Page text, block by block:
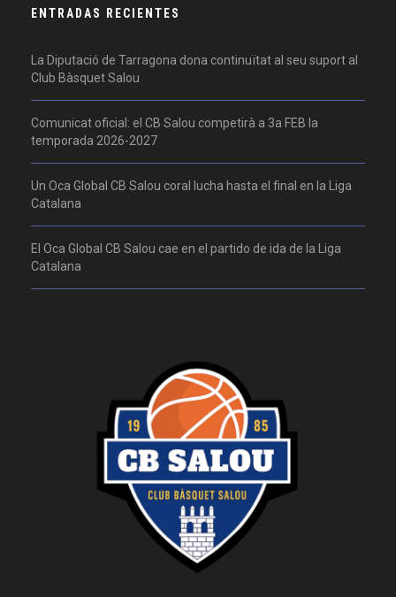
ENTRADAS RECIENTES
La Diputació de Tarragona dona continuïtat al seu suport al
Club Bàsquet Salou
Comunicat oficial: el CB Salou competirà a 3a FEB la
temporada 2026-2027
Un Oca Global CB Salou coral lucha hasta el final en la Liga
Catalana
El Oca Global CB Salou cae en el partido de ida de la Liga
Catalana